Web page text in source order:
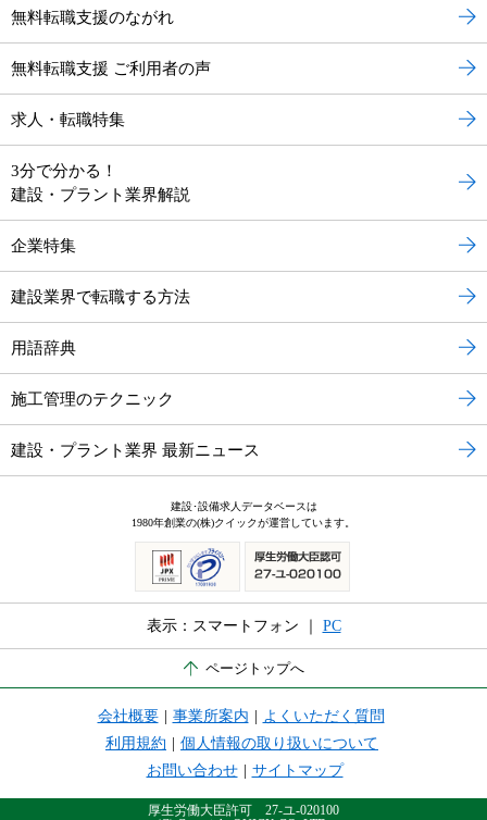
無料転職支援のながれ
無料転職支援 ご利用者の声
求人・転職特集
3分で分かる！
建設・プラント業界解説
企業特集
建設業界で転職する方法
用語辞典
施工管理のテクニック
建設・プラント業界 最新ニュース
建設･設備求人データベースは
1980年創業の(株)クイックが運営しています。
表示：スマートフォン ｜ PC
ページトップへ
会社概要 事業所案内
よくいただく質問
利用規約
個人情報の取り扱いについて
お問い合わせ
サイトマップ
厚生労働大臣許可 27-ユ-020100